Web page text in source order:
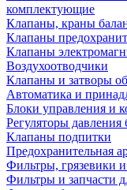
комплектующие
Клапаны, краны
Клапаны
Клапаны
Воздухоотводчики
Клапаны и затворы
Автоматика и
Блоки управления и
Регуляторы
Клапаны подпитки
Предохранительная
Фильтры, грязевики
Фильтры и запчасти